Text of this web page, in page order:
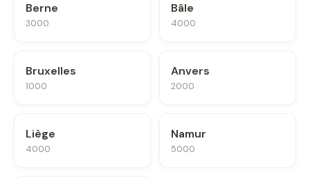
Berne
3000
Bâle
4000
Bruxelles
1000
Anvers
2000
Liège
4000
Namur
5000